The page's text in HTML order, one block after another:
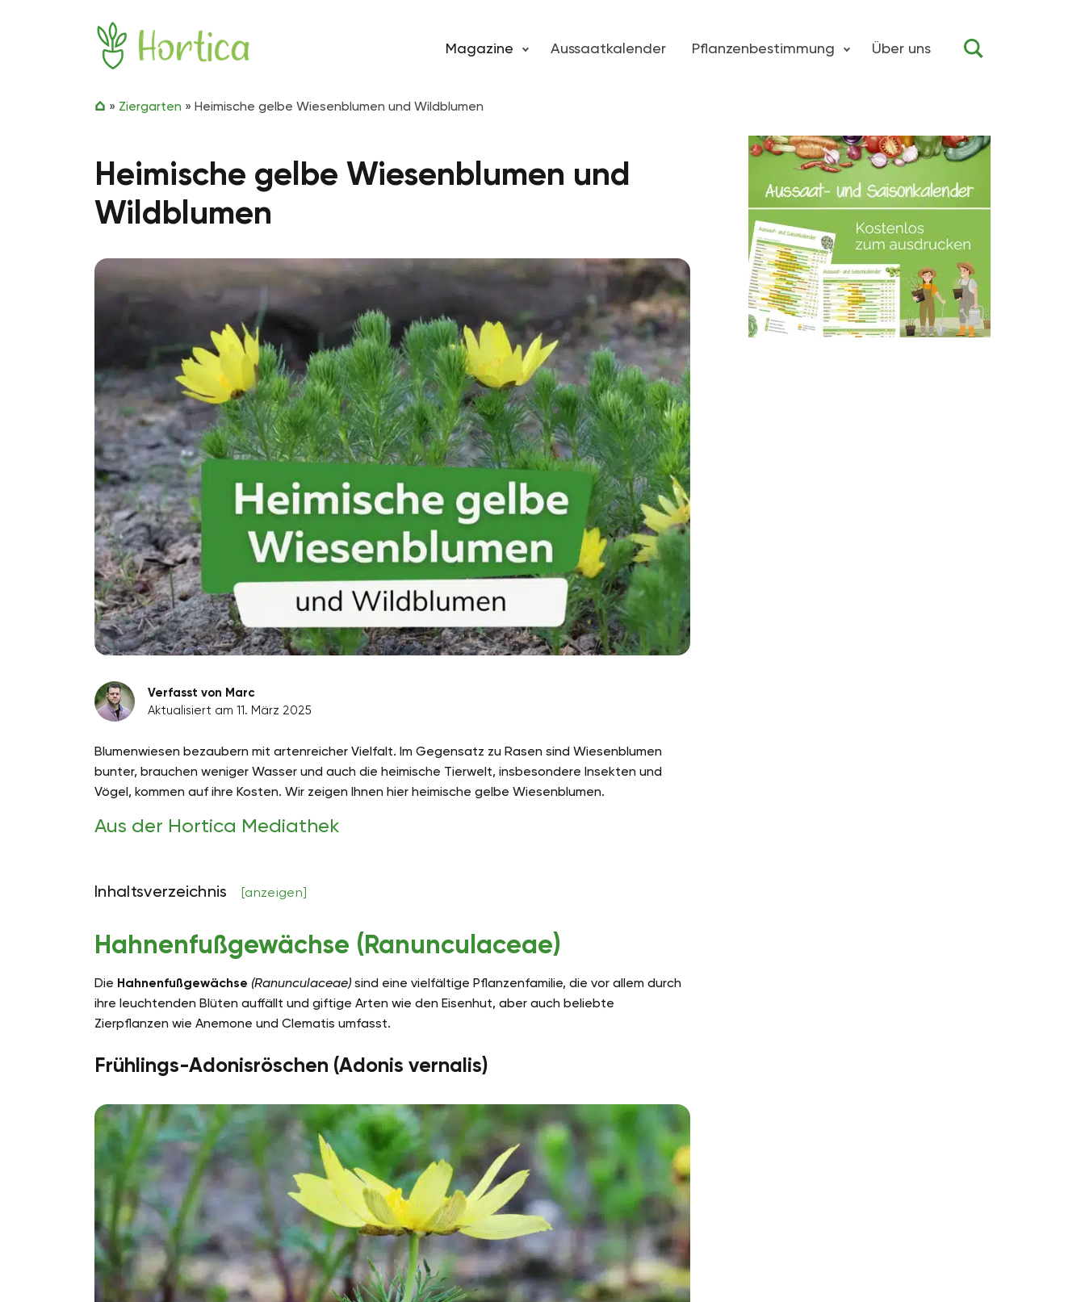
Magazine Aussaatkalender Pflanzenbestimmung Über uns
» Ziergarten » Heimische gelbe Wiesenblumen und Wildblumen
Heimische gelbe Wiesenblumen und
Wildblumen
Verfasst von Marc
Aktualisiert am 11. März 2025
Blumenwiesen bezaubern mit artenreicher Vielfalt. Im Gegensatz zu Rasen sind Wiesenblumen
bunter, brauchen weniger Wasser und auch die heimische Tierwelt, insbesondere Insekten und
Vögel, kommen auf ihre Kosten. Wir zeigen Ihnen hier heimische gelbe Wiesenblumen.
Aus der Hortica Mediathek
Inhaltsverzeichnis [anzeigen]
Hahnenfußgewächse (Ranunculaceae)
Die Hahnenfußgewächse (Ranunculaceae) sind eine vielfältige Pflanzenfamilie, die vor allem durch
ihre leuchtenden Blüten auffällt und giftige Arten wie den Eisenhut, aber auch beliebte
Zierpflanzen wie Anemone und Clematis umfasst.
Frühlings-Adonisröschen (Adonis vernalis)